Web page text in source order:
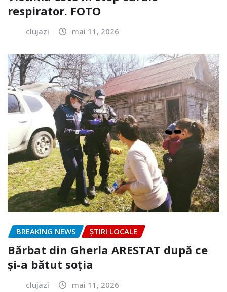
respirator. FOTO
clujazi mai 11, 2026
BREAKING NEWS ȘTIRI LOCALE
Bărbat din Gherla ARESTAT după ce
și-a bătut soția
clujazi mai 11, 2026